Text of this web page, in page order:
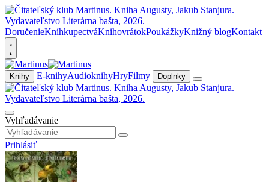
DoručenieKníhkupectváKnihovrátokPoukážkyKnižný blogKontakt
Knihy E-knihyAudioknihyHryFilmy Doplnky
Vyhľadávanie
Prihlásiť